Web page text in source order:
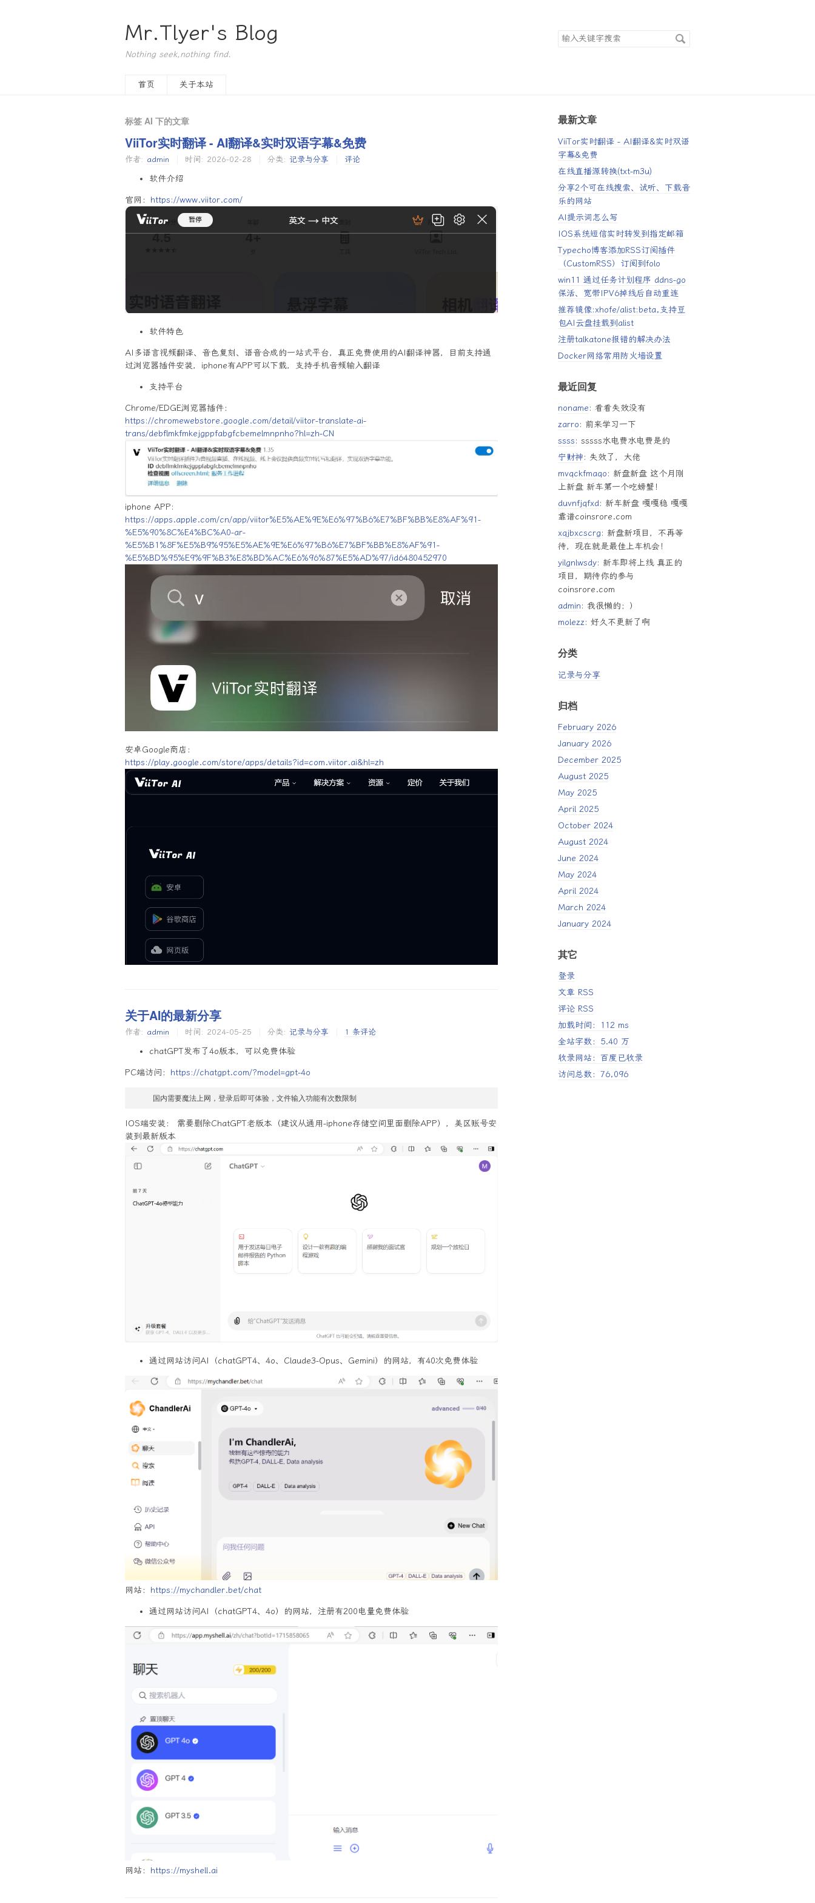
Mr.Tlyer's Blog
Nothing seek,nothing find.
搜
索
首页
关于本站
标签 AI 下的文章
ViiTor实时翻译 - AI翻译&实时双语字幕&免费
作者: admin 时间: 2026-02-28 分类: 记录与分享 评论
软件介绍
官网： https://www.viitor.com/
软件特色
AI多语言视频翻译、音色复刻、语音合成的一站式平台，真正免费使用的AI翻译神器，目前支持通
过浏览器插件安装，iphone有APP可以下载，支持手机音频输入翻译
支持平台
Chrome/EDGE浏览器插件：
https://chromewebstore.google.com/detail/viitor-translate-ai-
trans/debflmkfmkejgppfabgfcbemelmnpnho?hl=zh-CN
iphone APP:
https://apps.apple.com/cn/app/viitor%E5%AE%9E%E6%97%B6%E7%BF%BB%E8%AF%91-
%E5%90%8C%E4%BC%A0-ar-
%E5%B1%8F%E5%B9%95%E5%AE%9E%E6%97%B6%E7%BF%BB%E8%AF%91-
%E5%BD%95%E9%9F%B3%E8%BD%AC%E6%96%87%E5%AD%97/id6480452970
安卓Google商店：
https://play.google.com/store/apps/details?id=com.viitor.ai&hl=zh
关于AI的最新分享
作者: admin 时间: 2024-05-25 分类: 记录与分享 1 条评论
chatGPT发布了4o版本，可以免费体验
PC端访问： https://chatgpt.com/?model=gpt-4o
     国内需要魔法上网，登录后即可体验，文件输入功能有次数限制
IOS端安装： 需要删除ChatGPT老版本（建议从通用-iphone存储空间里面删除APP），美区账号安
装到最新版本
通过网站访问AI（chatGPT4、4o、Claude3-Opus、Gemini）的网站，有40次免费体验
网站： https://mychandler.bet/chat
通过网站访问AI（chatGPT4、4o）的网站，注册有200电量免费体验
网站： https://myshell.ai
最新文章
ViiTor实时翻译 - AI翻译&实时双语
字幕&免费
在线直播源转换(txt-m3u)
分享2个可在线搜索、试听、下载音
乐的网站
AI提示词怎么写
IOS系统短信实时转发到指定邮箱
Typecho博客添加RSS订阅插件
（CustomRSS）订阅到folo
win11 通过任务计划程序 ddns-go
保活、宽带IPV6掉线后自动重连
推荐镜像:xhofe/alist:beta,支持豆
包AI云盘挂载到alist
注册talkatone报错的解决办法
Docker网络常用防火墙设置
最近回复
noname: 看看失效没有
zarro: 前来学习一下
ssss: sssss水电费水电费是的
宁财神: 失效了，大佬
mvqckfmaqo: 新盘新盘 这个月刚
上新盘 新车第一个吃螃蟹！
duvnfjqfxd: 新车新盘 嘎嘎稳 嘎嘎
靠谱coinsrore.com
xqjbxcscrg: 新盘新项目，不再等
待，现在就是最佳上车机会！
yilgnlwsdy: 新车即将上线 真正的
项目，期待你的参与
coinsrore.com
admin: 我很懒的；）
molezz: 好久不更新了啊
分类
记录与分享
归档
February 2026
January 2026
December 2025
August 2025
May 2025
April 2025
October 2024
August 2024
June 2024
May 2024
April 2024
March 2024
January 2024
其它
登录
文章 RSS
评论 RSS
加载时间：112 ms
全站字数：5.40 万
收录网站：百度已收录
访问总数：76,096